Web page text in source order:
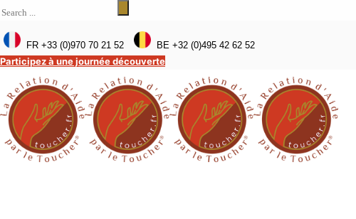
FR +33 (0)970 70 21 52 BE +32 (0)495 42 62 52
Participez à une journée découverte